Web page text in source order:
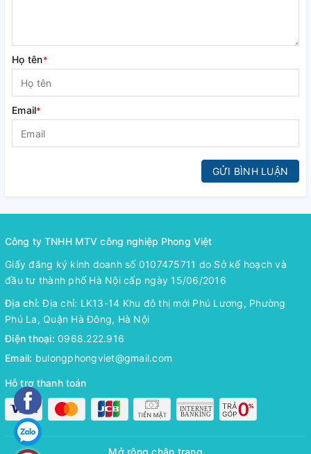
Họ tên*
Email*
GỬI BÌNH LUẬN
Công ty TNHH MTV công nghiệp Phong Việt
Giấy đăng ký kinh doanh số 0107475711 do Sở kế hoạch và
đầu tư thành phố Hà Nội cấp ngày 15/06/2016
Địa chỉ:Địa chỉ: LK13-14 Khu đô thị mới Phú Lương, Phường
Phú La, Quận Hà Đông, Hà Nội
Điện thoại: 0968.222.916
Email: bulongphongviet@gmail.com
Hỗ trợ thanh toán